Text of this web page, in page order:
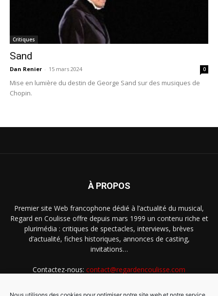
Critiques
Sand
Dan Renier - 15 mars 2024 0
Mise en lumière du destin de George Sand sur des musiques de
Chopin.
À PROPOS
Premier site Web francophone dédié à l’actualité du musical,
Regard en Coulisse offre depuis mars 1999 un contenu riche et
plurimédia : critiques de spectacles, interviews, brèves
d’actualité, fiches historiques, annonces de casting,
invitations…
Contactez-nous: contact@regardencoulisse.com